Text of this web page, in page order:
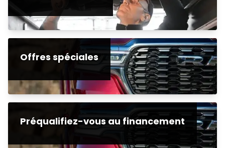
Offres spéciales
Préqualifiez-vous au financement